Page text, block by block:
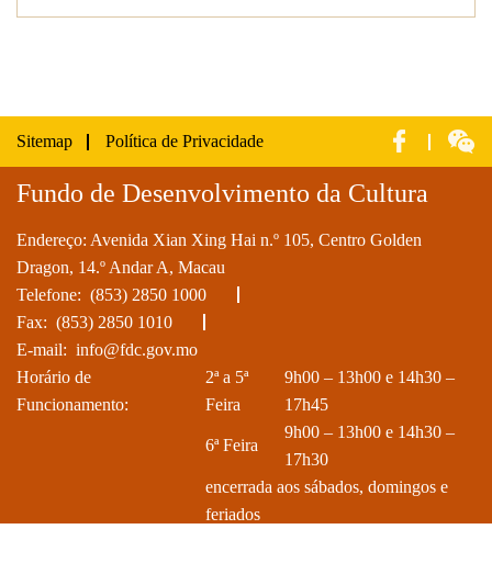
Sitemap Política de Privacidade
Fundo de Desenvolvimento da Cultura
Endereço: Avenida Xian Xing Hai n.º 105, Centro Golden
Dragon, 14.º Andar A, Macau
Telefone: (853) 2850 1000
Fax: (853) 2850 1010
E-mail: info@fdc.gov.mo
Horário de
Funcionamento:
2ª a 5ª
Feira
9h00 – 13h00 e 14h30 –
17h45
6ª Feira
9h00 – 13h00 e 14h30 –
17h30
encerrada aos sábados, domingos e
feriados